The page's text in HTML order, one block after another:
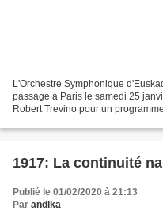
L'Orchestre Symphonique
passage à Paris le samedi 25
Robert Trevino pour un
1917: La continuité
Publié le 01/02/2020 à 21:13
Par andika